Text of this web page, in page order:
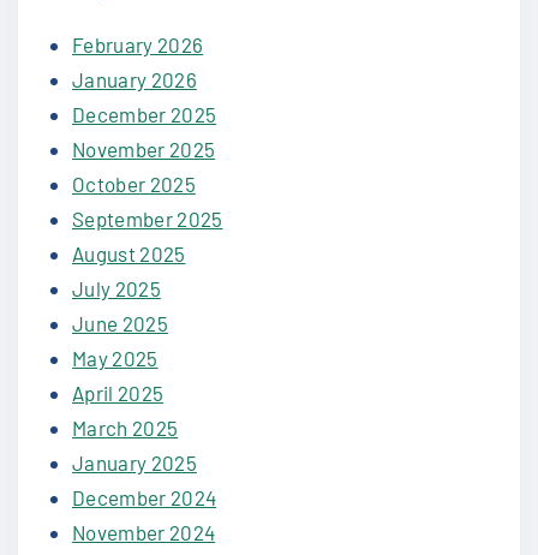
February 2026
January 2026
December 2025
November 2025
October 2025
September 2025
August 2025
July 2025
June 2025
May 2025
April 2025
March 2025
January 2025
December 2024
November 2024